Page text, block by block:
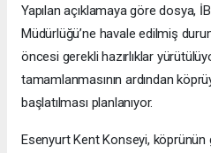
Yapılan açıklamaya göre dosya,
Müdürlüğü’ne havale edilmiş
öncesi gerekli hazırlıklar
tamamlanmasının ardından
başlatılması planlanıyor.
Esenyurt Kent Konseyi, köprünün